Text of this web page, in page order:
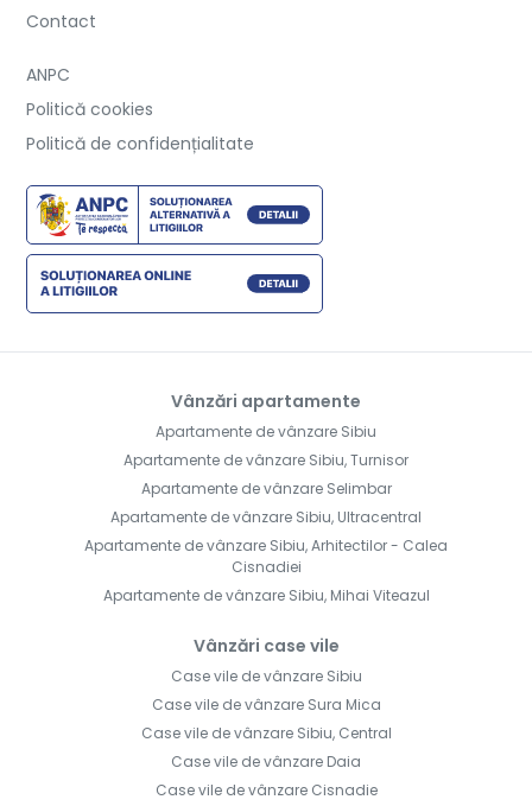
Contact
ANPC
Politică cookies
Politică de confidențialitate
Vânzări apartamente
Apartamente de vânzare Sibiu
Apartamente de vânzare Sibiu, Turnisor
Apartamente de vânzare Selimbar
Apartamente de vânzare Sibiu, Ultracentral
Apartamente de vânzare Sibiu, Arhitectilor - Calea
Cisnadiei
Apartamente de vânzare Sibiu, Mihai Viteazul
Vânzări case vile
Case vile de vânzare Sibiu
Case vile de vânzare Sura Mica
Case vile de vânzare Sibiu, Central
Case vile de vânzare Daia
Case vile de vânzare Cisnadie